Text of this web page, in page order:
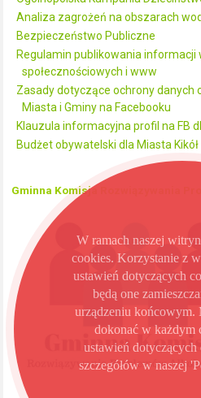
Analiza zagrożeń na obszarach
Bezpieczeństwo Publiczne
Regulamin publikowania informacji
społecznościowych i www
Zasady dotyczące ochrony danych
Miasta i Gminy na Facebooku
Klauzula informacyjna profil na FB
Budżet obywatelski dla Miasta Kikół
Gminna Komisja Rozwiązywania
W ramach naszej
cookies. Korzystanie z
ustawień dotyczących
będą one
urządzeniu końcowym.
dokonać w każdym
ustawień dotyczących
szczegółów w naszej